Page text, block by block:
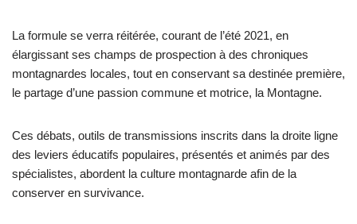
La formule se verra réitérée, courant de l’été 2021, en
élargissant ses champs de prospection à des chroniques
montagnardes locales, tout en conservant sa destinée première,
le partage d’une passion commune et motrice, la Montagne.
Ces débats, outils de transmissions inscrits dans la droite ligne
des leviers éducatifs populaires, présentés et animés par des
spécialistes, abordent la culture montagnarde afin de la
conserver en survivance.